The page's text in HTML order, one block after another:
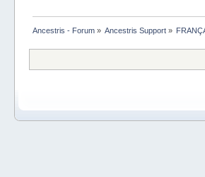
Ancestris - Forum» Ancestris Support »